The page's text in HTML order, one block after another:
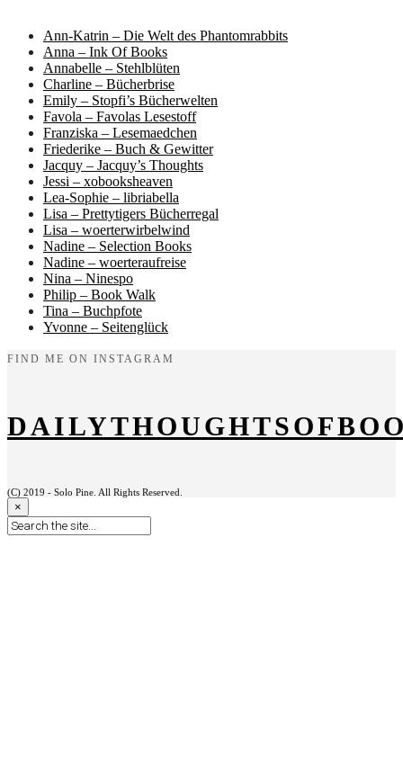
Ann-Katrin – Die Welt des Phantomrabbits
Anna – Ink Of Books
Annabelle – Stehlblüten
Charline – Bücherbrise
Emily – Stopfi’s Bücherwelten
Favola – Favolas Lesestoff
Franziska – Lesemaedchen
Friederike – Buch & Gewitter
Jacquy – Jacquy’s Thoughts
Jessi – xobooksheaven
Lea-Sophie – libriabella
Lisa – Prettytigers Bücherregal
Lisa – woerterwirbelwind
Nadine – Selection Books
Nadine – woerteraufreise
Nina – Ninespo
Philip – Book Walk
Tina – Buchpfote
Yvonne – Seitenglück
FIND ME ON INSTAGRAM
(C) 2019 - Solo Pine. All Rights Reserved.
×